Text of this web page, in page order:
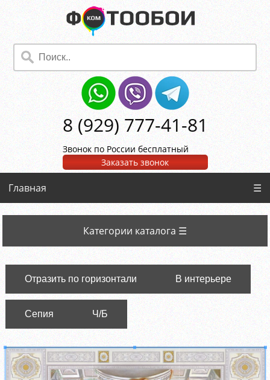
8 (929) 777-41-81
Звонок по России бесплатный
Заказать звонок
Главная ☰
Категории каталога ☰
Отразить по горизонтали В интерьере
Сепия Ч/Б